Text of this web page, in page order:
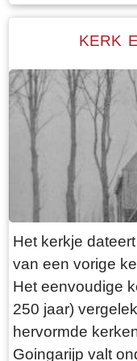
Walma State is
zwanenjacht. Op
boerderij nog
stinsgracht
aanbreng van
geërffd”
op de grootste
boerderij omvat
waarvan “36
Grasland en 7
zuiden van de
genoemd,
Het rijeedland
Rien”. Verder is
KERK
Het kerkje
van een vorige
Het eenvoudige
250 jaar)
hervormde
Goingarijp valt